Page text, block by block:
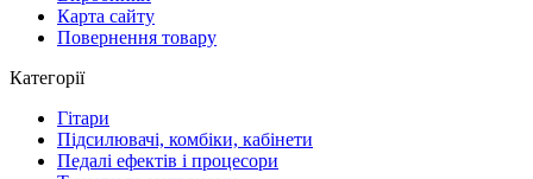
Карта сайту
Повернення товару
Категорії
Гітари
Підсилювачі, комбіки, кабінети
Педалі ефектів і процесори